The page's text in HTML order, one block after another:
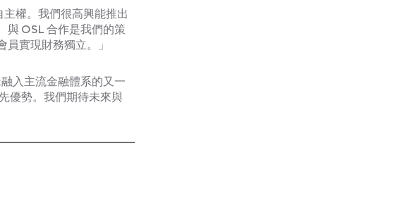
權。我們很高興能推出
與 OSL 合作是我們的策
實現財務獨立。」
入主流金融體系的又一
優勢。我們期待未來與